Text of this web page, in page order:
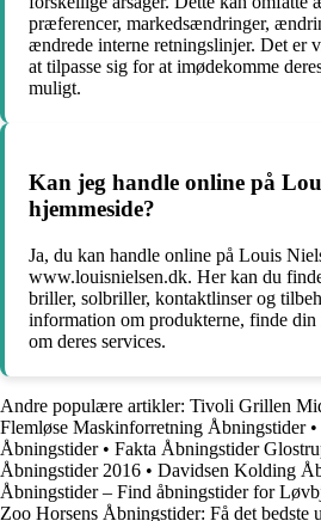
præferencer, markedsændringer,
ændrede interne retningslinjer. Det er
at tilpasse sig for at imødekomme
muligt.
Kan jeg handle online på
hjemmeside?
Ja, du kan handle online på Louis
www.louisnielsen.dk. Her kan du
briller, solbriller, kontaktlinser og
information om produkterne, finde
om deres services.
Andre populære artikler: Tivoli Grillen
Flemløse Maskinforretning Åbningstider•
Åbningstider• Fakta Åbningstider
Åbningstider 2016 • Davidsen Kolding
Åbningstider – Find åbningstider for
Zoo Horsens Åbningstider: Få det bedste